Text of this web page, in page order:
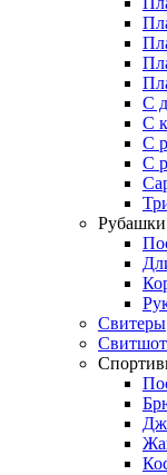
С
С
С
С
Рубашки
Свитеры